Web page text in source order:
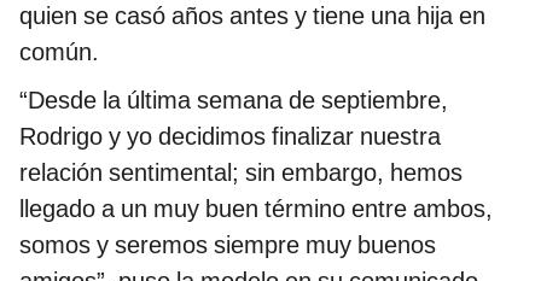
quien se casó años antes y tiene una hija en
común.
“Desde la última semana de septiembre,
Rodrigo y yo decidimos finalizar nuestra
relación sentimental; sin embargo, hemos
llegado a un muy buen término entre ambos,
somos y seremos siempre muy buenos